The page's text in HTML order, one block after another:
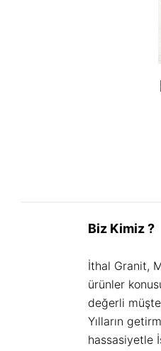
Biz Kimiz ?
İthal Granit,
ürünler
değerli
Yılların
hassasiyetle